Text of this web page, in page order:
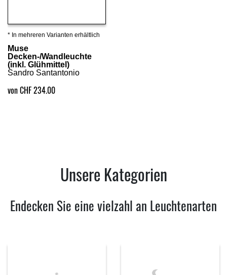
Details ansehen
* In mehreren Varianten erhältlich
Muse
Decken-/Wandleuchte
(inkl. Glühmittel)
Sandro Santantonio
von CHF 234.00
Unsere Kategorien
Endecken Sie eine vielzahl an Leuchtenarten